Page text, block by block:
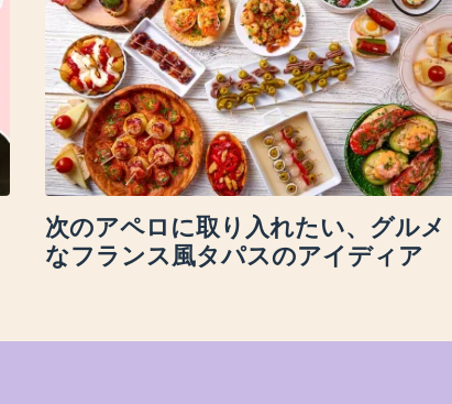
次のアペロに取り入れたい、グルメ
なフランス風タパスのアイディア